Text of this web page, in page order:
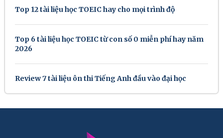
Top 12 tài liệu học TOEIC hay cho mọi trình độ
Top 6 tài liệu học TOEIC từ con số 0 miễn phí hay năm
2026
Review 7 tài liệu ôn thi Tiếng Anh đầu vào đại học